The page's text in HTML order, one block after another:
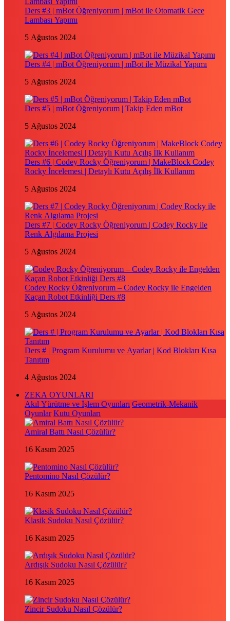
Ders #3 | mBot Öğreniyorum | mBot ile Otomatik Gece
Lambası Yapımı
5 Ağustos 2024
Ders #4 | mBot Öğreniyorum | mBot ile Müzikal Yapımı
5 Ağustos 2024
Ders #5 | mBot Öğreniyorum | Takip Eden mBot
5 Ağustos 2024
Ders #6 | Codey Rocky Öğreniyorum | MakeBlock Codey
Rocky İncelemesi | Detaylı Kutu Açılış İlk Kullanım
5 Ağustos 2024
Ders #7 | Codey Rocky Öğreniyorum | Codey Rocky ile
Renk Algılama Projesi
5 Ağustos 2024
Codey Rocky Öğreniyorum – Codey Rocky ile Engelden
Kaçan Robot Etkinliği Ders #8
5 Ağustos 2024
Ders # | Program Kurulumu ve Ayarlar | Kod Blokları Kısa
Tanıtım
4 Ağustos 2024
ZEKA OYUNLARI
Akıl Yürütme ve İşlem Oyunları Geometrik-Mekanik
Oyunlar Kutu Oyunları
Amiral Battı Nasıl Çözülür?
16 Kasım 2025
Pentomino Nasıl Çözülür?
16 Kasım 2025
Klasik Sudoku Nasıl Çözülür?
16 Kasım 2025
Ardışık Sudoku Nasıl Çözülür?
16 Kasım 2025
Zincir Sudoku Nasıl Çözülür?